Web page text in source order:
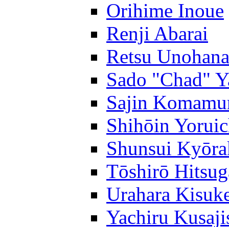
Orihime Inoue
Renji Abarai
Retsu Unohana
Sado "Chad"
Sajin
Shihōin
Shunsui
Tōshirō
Urahara
Yachiru